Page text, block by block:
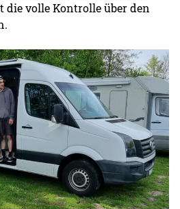
die volle Kontrolle über den